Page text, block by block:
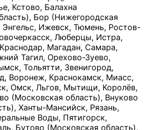
Кстово, Балахна
Бор (Нижегородская
Энгельс, Ижевск, Тюмень, Ростов-
Люберцы, Истра,
Магадан, Самара,
Тагил, Орехово-Зуево,
Тольятти, Звенигород,
Воронеж, Краснокамск, Миасс,
Омск, Льгов, Мытищи, Королёв,
(Московская область), Внуково
Ханты-Мансийск, Рязань,
Воды, Пятигорск,
Бутово (Московская область),